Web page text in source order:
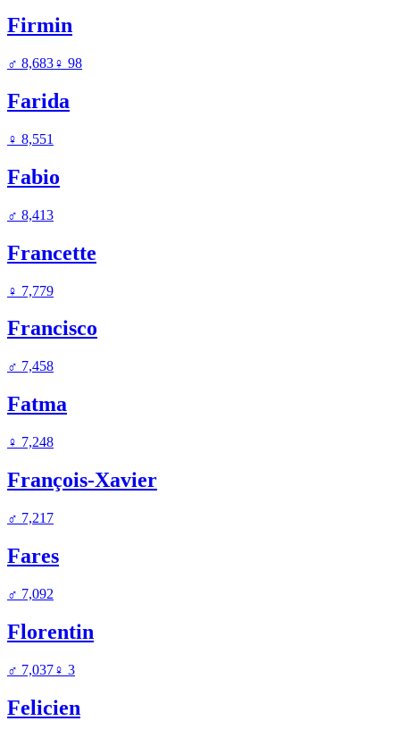
Firmin
♂ 8,683♀ 98
Farida
♀ 8,551
Fabio
♂ 8,413
Francette
♀ 7,779
Francisco
♂ 7,458
Fatma
♀ 7,248
François-Xavier
♂ 7,217
Fares
♂ 7,092
Florentin
♂ 7,037♀ 3
Felicien